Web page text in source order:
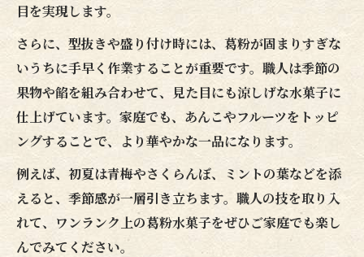
目を実現します。
さらに、型抜きや盛り付け時には、葛粉が固まりすぎな
いうちに手早く作業することが重要です。職人は季節の
果物や餡を組み合わせて、見た目にも涼しげな水菓子に
仕上げています。家庭でも、あんこやフルーツをトッピ
ングすることで、より華やかな一品になります。
例えば、初夏は青梅やさくらんぼ、ミントの葉などを添
えると、季節感が一層引き立ちます。職人の技を取り入
れて、ワンランク上の葛粉水菓子をぜひご家庭でも楽し
んでみてください。